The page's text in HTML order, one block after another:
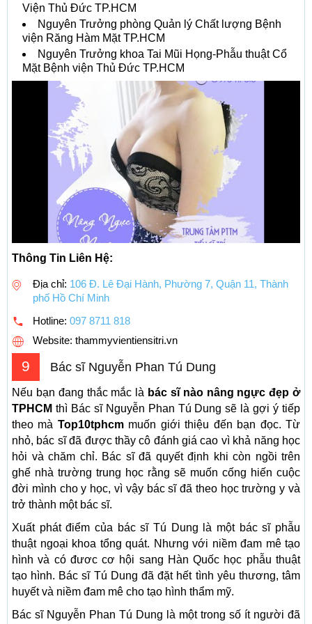
Viện Thủ Đức TP.HCM
Nguyên Trưởng phòng Quản lý Chất lượng Bệnh
viện Răng Hàm Mặt TP.HCM
Nguyên Trưởng khoa Tai Mũi Họng-Phẫu thuật Cổ
Mặt Bệnh viện Thủ Đức TP.HCM
Thông Tin Liên Hệ:
Địa chỉ: 106 Đ. Lê Đại Hành, Phường 7, Quận 11, Thành
phố Hồ Chí Minh
Hotline: 097 8711 818
Website: thammyvientiensitri.vn
9 Bác sĩ Nguyễn Phan Tú Dung
Nếu bạn đang thắc mắc là bác sĩ nào nâng ngực đẹp ở
TPHCM thì Bác sĩ Nguyễn Phan Tú Dung sẽ là gợi ý tiếp
theo mà Top10tphcmmuốn giới thiệu đến bạn đọc. Từ
nhỏ, bác sĩ đã được thầy cô đánh giá cao vì khả năng học
hỏi và chăm chỉ. Bác sĩ đã quyết định khi còn ngồi trên
ghế nhà trường trung học rằng sẽ muốn cống hiến cuộc
đời mình cho y học, vì vậy bác sĩ đã theo học trường y và
trở thành một bác sĩ.
Xuất phát điểm của bác sĩ Tú Dung là một bác sĩ phẫu
thuật ngoại khoa tổng quát. Nhưng với niềm đam mê tạo
hình và có đươc cơ hội sang Hàn Quốc học phẫu thuật
tạo hình. Bác sĩ Tú Dung đã đặt hết tình yêu thương, tâm
huyết và niềm đam mê cho tạo hình thẩm mỹ.
Bác sĩ Nguyễn Phan Tú Dung là một trong số ít người đã